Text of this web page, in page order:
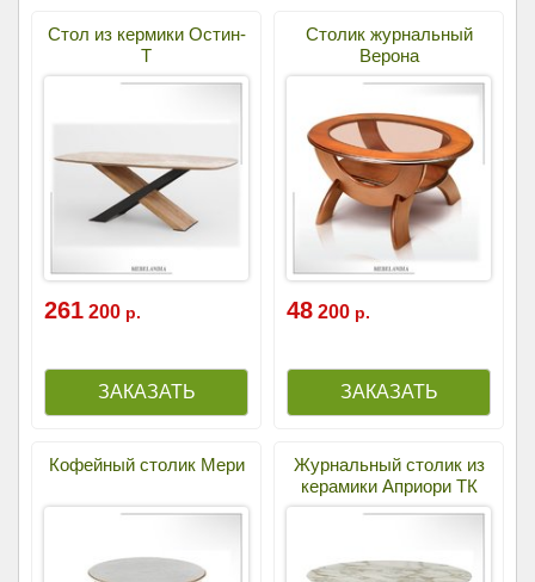
Стол из кермики Остин-
Т
261 200 р.
Столик журнальный
Верона
48 200 р.
Кофейный столик Мери
Журнальный столик из
керамики Априори ТК